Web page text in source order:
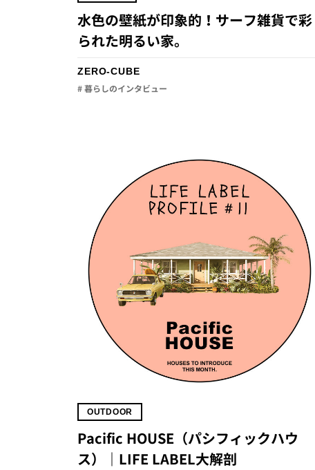
水色の壁紙が印象的！サーフ雑貨で彩
られた明るい家。
ZERO-CUBE
# 暮らしのインタビュー
OUTDOOR
Pacific HOUSE（パシフィックハウ
ス）｜LIFE LABEL大解剖